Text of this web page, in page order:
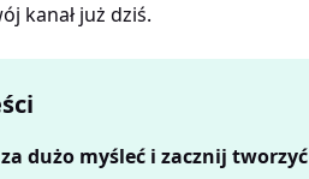
kanał już dziś.
dużo myśleć i zacznij tworzyć